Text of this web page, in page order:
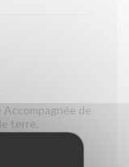
Accompagnée de
terre.